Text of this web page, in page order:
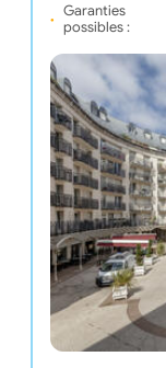
Garanties
possibles :